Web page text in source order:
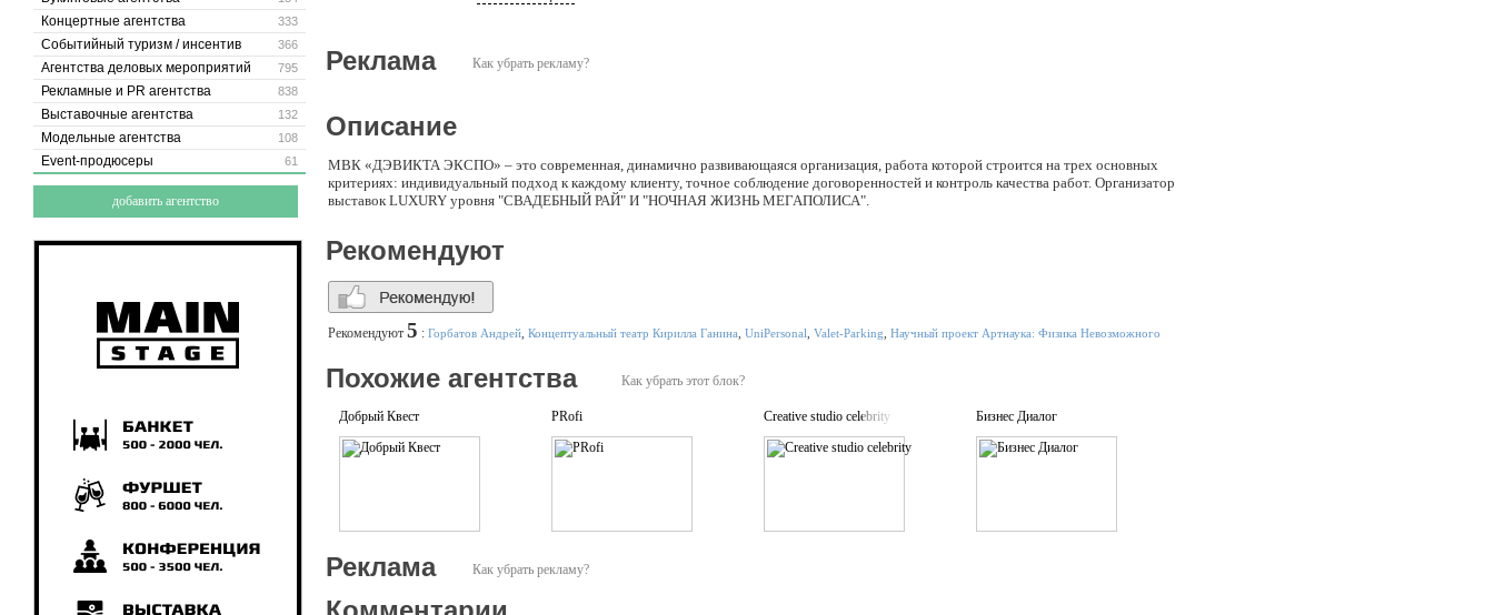
333
Концертные агентства
366
Событийный туризм / инсентив
795
Агентства деловых мероприятий
838
Рекламные и PR агентства
132
Выставочные агентства
108
Модельные агентства
61
Event-продюсеры
добавить агентство
Как убрать рекламу?
Реклама
Описание
МВК «ДЭВИКТА ЭКСПО» – это современная, динамично развивающаяся организация, работа которой строится на трех основных
критериях: индивидуальный подход к каждому клиенту, точное соблюдение договоренностей и контроль качества работ. Организатор
выставок LUXURY уровня "СВАДЕБНЫЙ РАЙ" И "НОЧНАЯ ЖИЗНЬ МЕГАПОЛИСА".
Рекомендуют
Рекомендуют 5 : Горбатов Андрей Концептуальный театр Кирилла Ганина UniPersonal Valet-Parking Научный проект Артнаука: Физика Невозможного
Как убрать этот блок?
Похожие агентства
Добрый Квест PRofi Creative studio celebrity Бизнес Диалог
Как убрать рекламу?
Реклама